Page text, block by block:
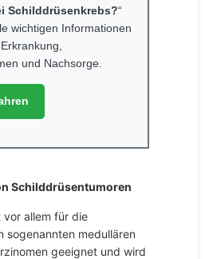
Schilddrüsenkrebs?“
wichtigen Informationen
und Nachsorge.
Schilddrüsentumoren
vor allem für die
sogenannten medullären
geeignet und wird